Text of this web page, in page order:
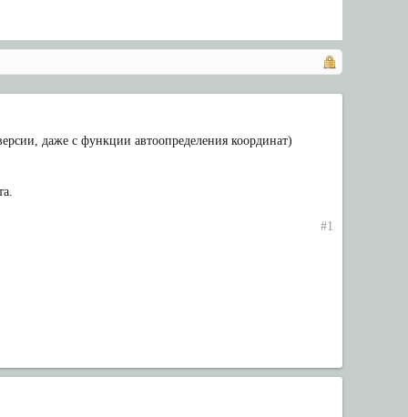
даже с функции автоопределения координат)
#1